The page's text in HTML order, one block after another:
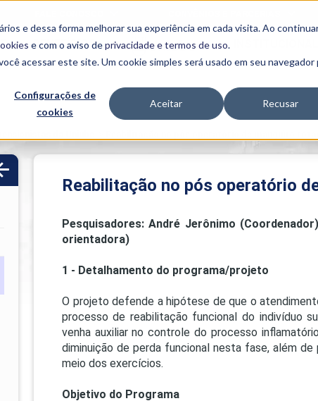
e dessa forma melhorar sua experiência em cada visita. Ao
e com o aviso deprivacidade e termos de uso.
acessar este site. Um cookie simples será usado em seu navegador
Configurações de
cookies
Aceitar Recusar
BENEFÍCIOS
Acadêmicos
PIME
Pesquisa e
Reabilitação no pós operatório
Pesquisadores: André Jerônimo
orientadora)
1 - Detalhamento do programa/projeto
O projeto defende a hipótese de que o
processo de reabilitação funcional do indivíduo
venha auxiliar no controle do processo
diminuição de perda funcional nesta fase, além
meio dos exercícios.
Objetivo do Programa